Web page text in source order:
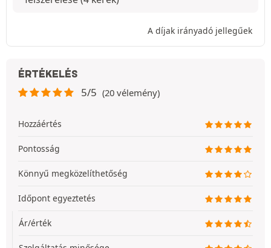
A díjak irányadó jellegűek
ÉRTÉKELÉS
5/5 (20 vélemény)
Hozzáértés
Pontosság
Könnyű megközelíthetőség
Időpont egyeztetés
Ár/érték